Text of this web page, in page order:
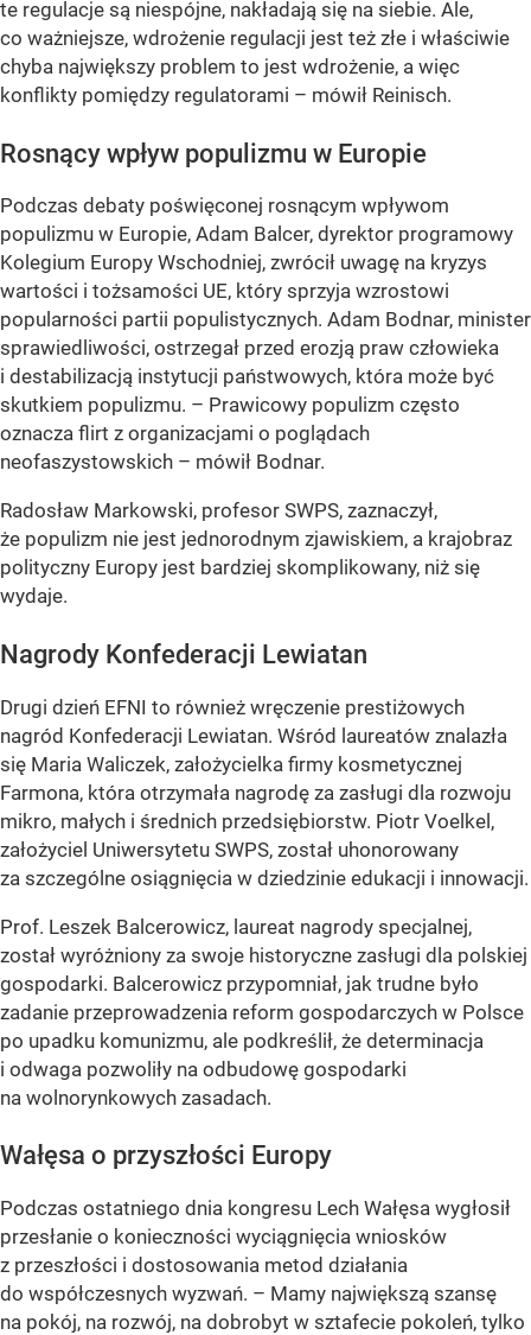
te regulacje są niespójne, nakładają się na siebie. Ale,
co ważniejsze, wdrożenie regulacji jest też złe i właściwie
chyba największy problem to jest wdrożenie, a więc
konflikty pomiędzy regulatorami – mówił Reinisch.
Rosnący wpływ populizmu w Europie
Podczas debaty poświęconej rosnącym wpływom
populizmu w Europie, Adam Balcer, dyrektor programowy
Kolegium Europy Wschodniej, zwrócił uwagę na kryzys
wartości i tożsamości UE, który sprzyja wzrostowi
popularności partii populistycznych. Adam Bodnar, minister
sprawiedliwości, ostrzegał przed erozją praw człowieka
i destabilizacją instytucji państwowych, która może być
skutkiem populizmu. – Prawicowy populizm często
oznacza flirt z organizacjami o poglądach
neofaszystowskich – mówił Bodnar.
Radosław Markowski, profesor SWPS, zaznaczył,
że populizm nie jest jednorodnym zjawiskiem, a krajobraz
polityczny Europy jest bardziej skomplikowany, niż się
wydaje.
Nagrody Konfederacji Lewiatan
Drugi dzień EFNI to również wręczenie prestiżowych
nagród Konfederacji Lewiatan. Wśród laureatów znalazła
się Maria Waliczek, założycielka firmy kosmetycznej
Farmona, która otrzymała nagrodę za zasługi dla rozwoju
mikro, małych i średnich przedsiębiorstw. Piotr Voelkel,
założyciel Uniwersytetu SWPS, został uhonorowany
za szczególne osiągnięcia w dziedzinie edukacji i innowacji.
Prof. Leszek Balcerowicz, laureat nagrody specjalnej,
został wyróżniony za swoje historyczne zasługi dla polskiej
gospodarki. Balcerowicz przypomniał, jak trudne było
zadanie przeprowadzenia reform gospodarczych w Polsce
po upadku komunizmu, ale podkreślił, że determinacja
i odwaga pozwoliły na odbudowę gospodarki
na wolnorynkowych zasadach.
Wałęsa o przyszłości Europy
Podczas ostatniego dnia kongresu Lech Wałęsa wygłosił
przesłanie o konieczności wyciągnięcia wniosków
z przeszłości i dostosowania metod działania
do współczesnych wyzwań. – Mamy największą szansę
na pokój, na rozwój, na dobrobyt w sztafecie pokoleń, tylko